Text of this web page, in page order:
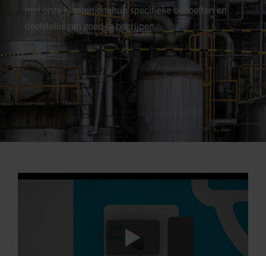
met onze klanten om hun specifieke behoeften en
doelstellingen goed te begrijpen.